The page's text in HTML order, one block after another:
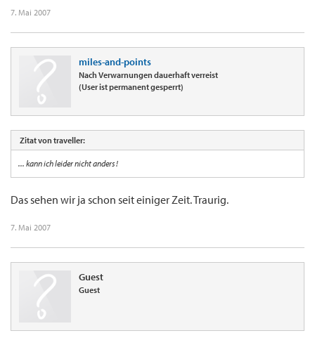
7. Mai 2007
miles-and-points
Nach Verwarnungen dauerhaft verreist
(User ist permanent gesperrt)
Zitat von traveller:
... kann ich leider nicht anders !
Das sehen wir ja schon seit einiger Zeit. Traurig.
7. Mai 2007
Guest
Guest